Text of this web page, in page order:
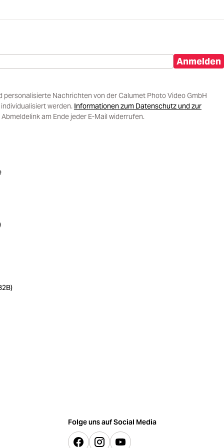
Anmelden
Nachrichten von der Calumet Photo Video GmbH
werden. Informationen zum Datenschutz und zur
am Ende jeder E-Mail widerrufen.
Folge uns auf Social Media